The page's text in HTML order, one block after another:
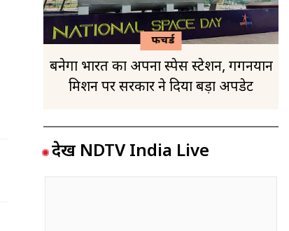
फीचर्ड
बनेगा भारत का अपना स्पेस स्टेशन, गगनयान
मिशन पर सरकार ने दिया बड़ा अपडेट
देखें NDTV India Live